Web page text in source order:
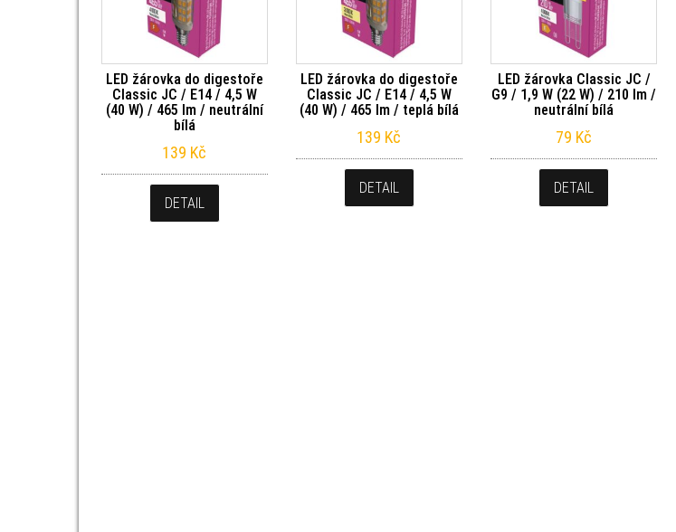
LED žárovka do digestoře
Classic JC / E14 / 4,5 W
(40 W) / 465 lm / neutrální
bílá
139 Kč
DETAIL
LED žárovka do digestoře
Classic JC / E14 / 4,5 W
(40 W) / 465 lm / teplá bílá
139 Kč
DETAIL
LED žárovka Classic JC /
G9 / 1,9 W (22 W) / 210 lm /
neutrální bílá
79 Kč
DETAIL